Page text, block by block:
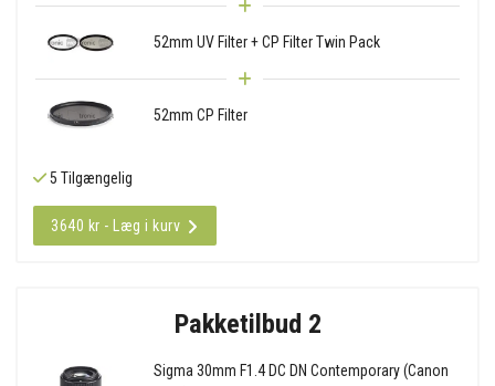
52mm UV Filter + CP Filter Twin Pack
52mm CP Filter
5 Tilgængelig
3640 kr - Læg i kurv
Pakketilbud 2
Sigma 30mm F1.4 DC DN Contemporary (Canon